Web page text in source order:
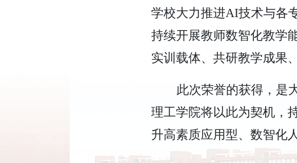
学校大力推进AI技术与各
持续开展教师数智化教学
实训载体、共研教学成果
此次荣誉的获得，是
理工学院将以此为契机，
升高素质应用型、数智化